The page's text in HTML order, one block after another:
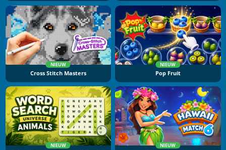
NIEUW
Cross Stitch Masters
NIEUW
Pop Fruit
NIEUW NIEUW